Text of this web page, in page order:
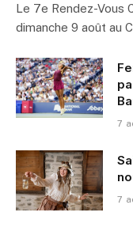
Le 7e Rendez-Vous
dimanche 9 août au
7
7